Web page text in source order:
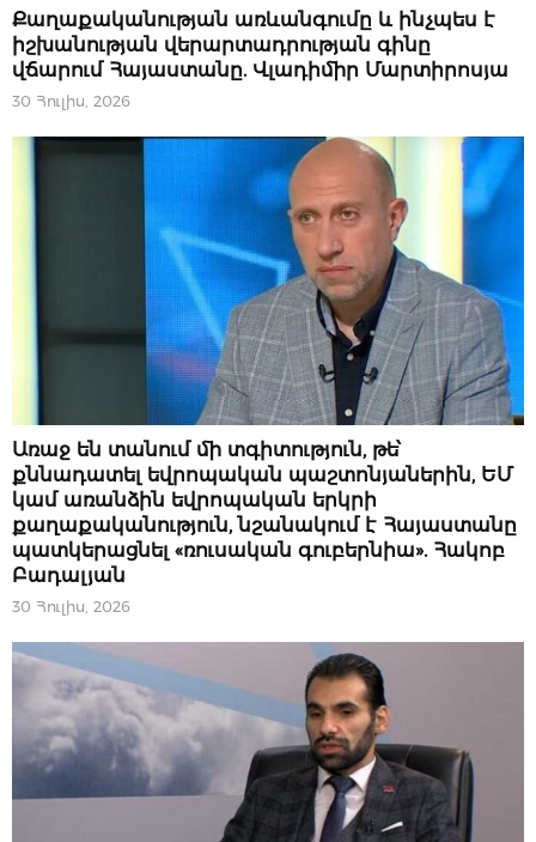
ԿԱՐԵՎՈՐԸ
Քաղաքականության առևանգումը և ինչպես է
իշխանության վերարտադրության գինը
վճարում Հայաստանը. Վլադիմիր Մարտիրոսյա
30 Հուլիս, 2026
ՆՈՐՈՒԹՅՈՒՆՆԵՐ
Առաջ են տանում մի տգիտություն, թե՝
քննադատել եվրոպական պաշտոնյաներին, ԵՄ
կամ առանձին եվրոպական երկրի
քաղաքականություն, նշանակում է Հայաստանը
պատկերացնել «ռուսական գուբերնիա». Հակոբ
Բադալյան
30 Հուլիս, 2026